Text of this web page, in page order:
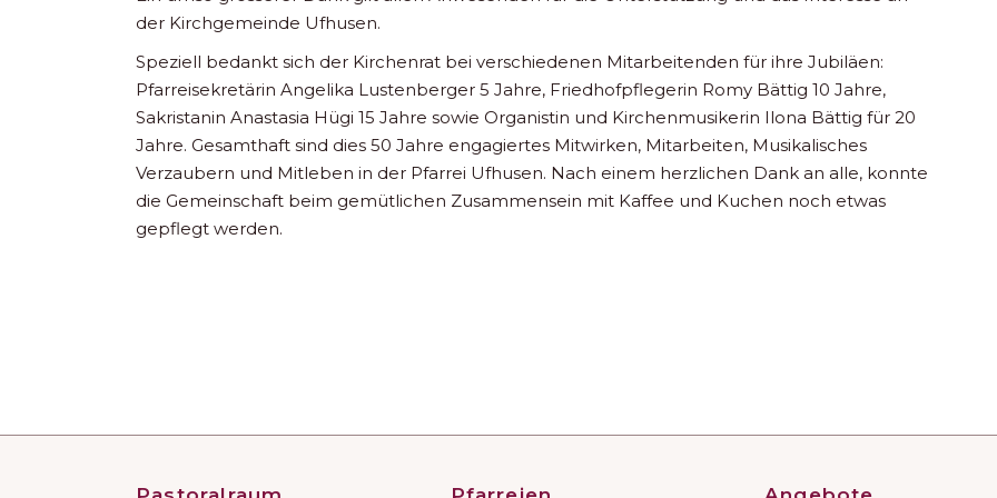
der Kirchgemeinde Ufhusen.
Speziell bedankt sich der Kirchenrat bei verschiedenen Mitarbeitenden für ihre Jubiläen:
Pfarreisekretärin Angelika Lustenberger 5 Jahre, Friedhofpflegerin Romy Bättig 10 Jahre,
Sakristanin Anastasia Hügi 15 Jahre sowie Organistin und Kirchenmusikerin Ilona Bättig für 20
Jahre. Gesamthaft sind dies 50 Jahre engagiertes Mitwirken, Mitarbeiten, Musikalisches
Verzaubern und Mitleben in der Pfarrei Ufhusen. Nach einem herzlichen Dank an alle, konnte
die Gemeinschaft beim gemütlichen Zusammensein mit Kaffee und Kuchen noch etwas
gepflegt werden.